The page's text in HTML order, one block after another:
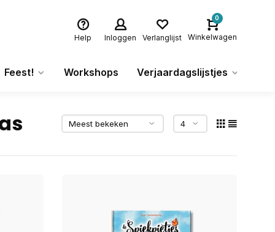
Help Inloggen Verlanglijst
0
Winkelwagen
Feest! Workshops Verjaardagslijstjes